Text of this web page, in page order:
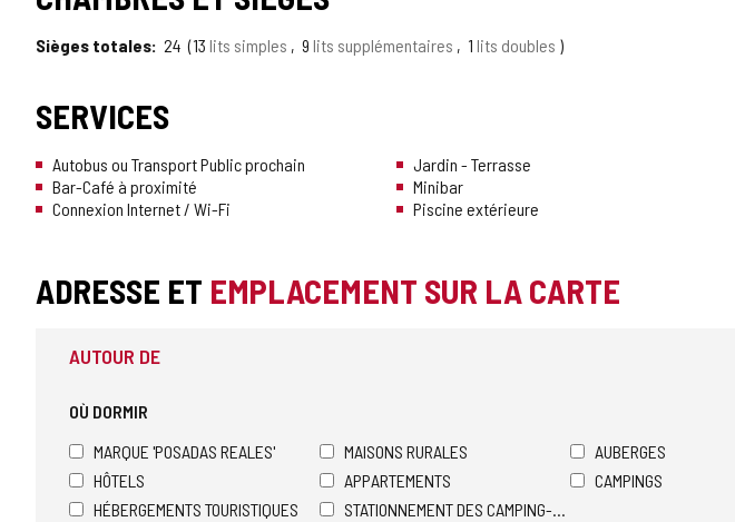
DE
TOURISME
DE
Sièges totales 24 13 lits simples 9 lits supplémentaires 1 lits doubles
SERVICES
Autobus ou Transport Public prochain
Bar-Café à proximité
Connexion Internet / Wi-Fi
Jardin - Terrasse
Minibar
Piscine extérieure
ADRESSE ET EMPLACEMENT SUR LA CARTE
AUTOUR DE
OÙ DORMIR
MARQUE 'POSADAS REALES'
MAISONS RURALES AUBERGES
HÔTELS
APPARTEMENTS CAMPINGS
HÉBERGEMENTS TOURISTIQUES
STATIONNEMENT DES CAMPING-CARS